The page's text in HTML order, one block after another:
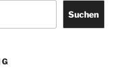
Suchen